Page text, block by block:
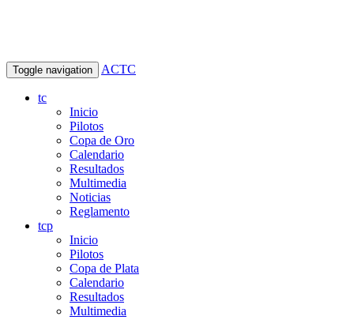
Toggle navigation ACTC
tc
Inicio
Pilotos
Copa de Oro
Calendario
Resultados
Multimedia
Noticias
Reglamento
tcp
Inicio
Pilotos
Copa de Plata
Calendario
Resultados
Multimedia